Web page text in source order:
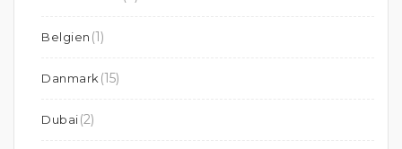
Belgien (1)
Danmark (15)
Dubai(2)